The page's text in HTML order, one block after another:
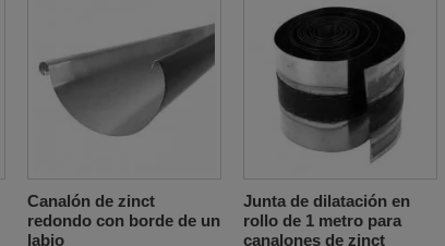
Canalón de zinct
redondo con borde de un
labio
Junta de dilatación en
rollo de 1 metro para
canalones de zinct